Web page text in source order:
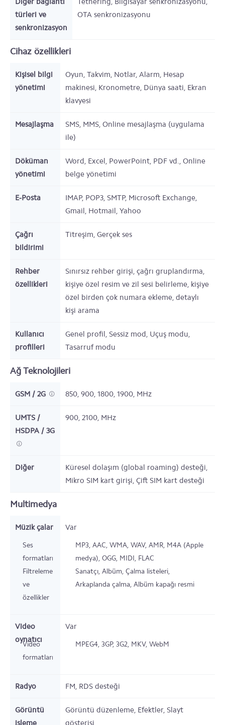
türleri ve
senkronizasyon
OTA senkronizasyonu
Cihaz özellikleri
Kişisel bilgi
yönetimi
Oyun, Takvim, Notlar, Alarm, Hesap
makinesi, Kronometre, Dünya saati, Ekran
klavyesi
Mesajlaşma
SMS, MMS, Online mesajlaşma (uygulama
ile)
Döküman
yönetimi
Word, Excel, PowerPoint, PDF vd., Online
belge yönetimi
E-Posta
IMAP, POP3, SMTP, Microsoft Exchange,
Gmail, Hotmail, Yahoo
Çağrı
bildirimi
Titreşim, Gerçek ses
Rehber
özellikleri
Sınırsız rehber girişi, çağrı gruplandırma,
kişiye özel resim ve zil sesi belirleme, kişiye
özel birden çok numara ekleme, detaylı
kişi arama
Kullanıcı
profilleri
Genel profil, Sessiz mod, Uçuş modu,
Tasarruf modu
Ağ Teknolojileri
GSM / 2G 850, 900, 1800, 1900, MHz
UMTS /
HSDPA / 3G
900, 2100, MHz
Diğer
Küresel dolaşım (global roaming) desteği,
Mikro SIM kart girişi, Çift SIM kart desteği
Multimedya
Müzik çalar Var
Ses
formatları
MP3, AAC, WMA, WAV, AMR, M4A (Apple
medya), OGG, MIDI, FLAC
Filtreleme
ve
özellikler
Sanatçı, Albüm, Çalma listeleri,
Arkaplanda çalma, Albüm kapağı resmi
Video
oynatıcı
Var
Video
formatları
MPEG4, 3GP, 3G2, MKV, WebM
Radyo FM, RDS desteği
Görüntü
işleme
Görüntü düzenleme, Efektler, Slayt
gösterisi